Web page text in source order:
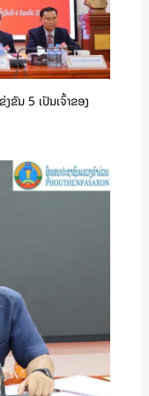
ນ 5 ເປັນເຈົ້າຂອງ